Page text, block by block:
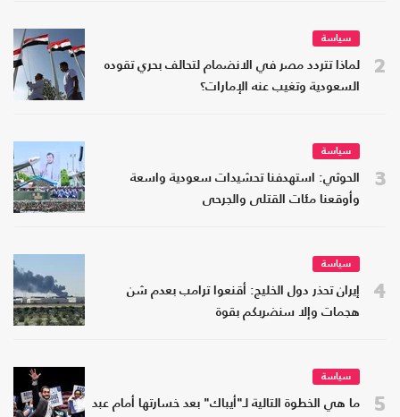
2
سياسة
لماذا تتردد مصر في الانضمام لتحالف بحري تقوده
السعودية وتغيب عنه الإمارات؟
3
سياسة
الحوثي: استهدفنا تحشيدات سعودية واسعة
وأوقعنا مئات القتلى والجرحى
4
سياسة
إيران تحذر دول الخليج: أقنعوا ترامب بعدم شن
هجمات وإلا سنضربكم بقوة
5
سياسة
ما هي الخطوة التالية لـ"أيباك" بعد خسارتها أمام عبد